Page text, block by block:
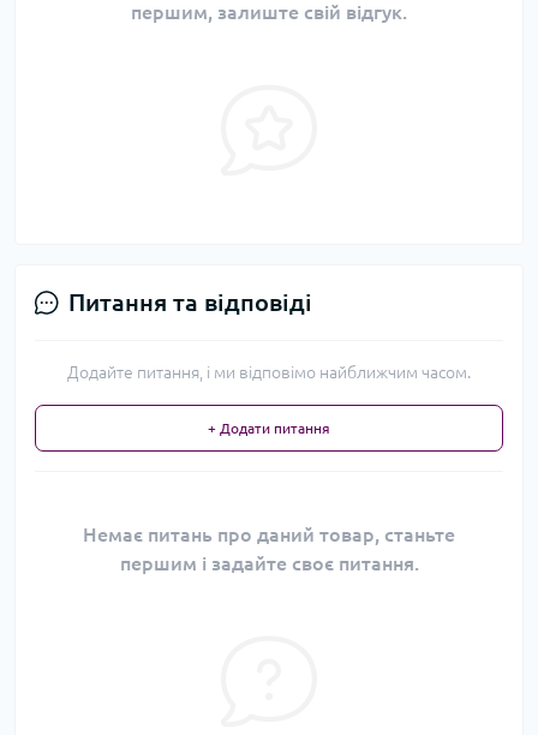
першим, залиште свій відгук.
Питання та відповіді
Додайте питання, і ми відповімо найближчим часом.
+ Додати питання
Немає питань про даний товар, станьте
першим і задайте своє питання.